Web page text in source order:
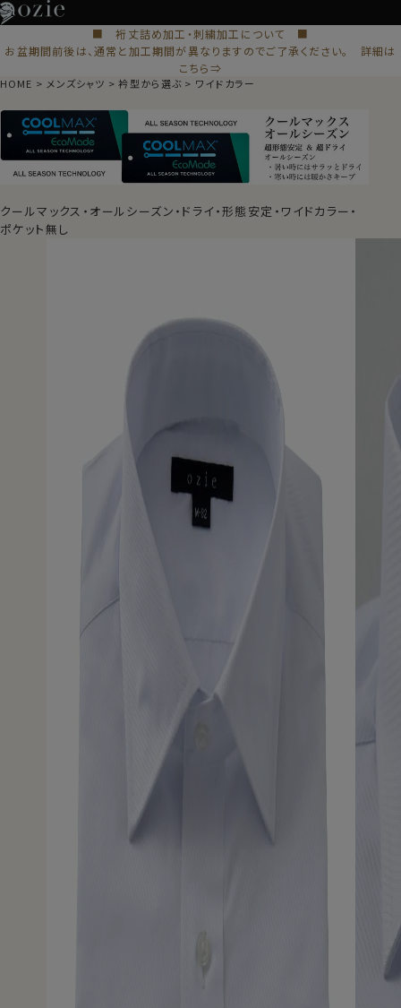
■ 裄丈詰め加工・刺繍加工について ■
お盆期間前後は、通常と加工期間が異なりますのでご了承ください。 詳細は
こちら⇒
HOME メンズシャツ 衿型から選ぶ ワイドカラー
クールマックス・オールシーズン・ドライ・形態安定・ワイドカラー・
ポケット無し